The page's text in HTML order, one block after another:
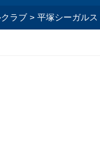
ラブ> 平塚シーガルス